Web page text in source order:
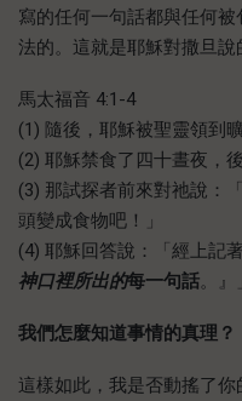
寫的任何一句話都與任何
法的。這就是耶穌對撒旦說
馬太福音 4:1-4
(1) 隨後，耶穌被聖靈領到
(2) 耶穌禁食了四十晝夜，
(3) 那試探者前來對祂說：
頭變成食物吧！」
(4) 耶穌回答說：「經上記
神口裡所出的每一句話。』」
我們怎麼知道事情的真理？
這樣如此，我是否動搖了